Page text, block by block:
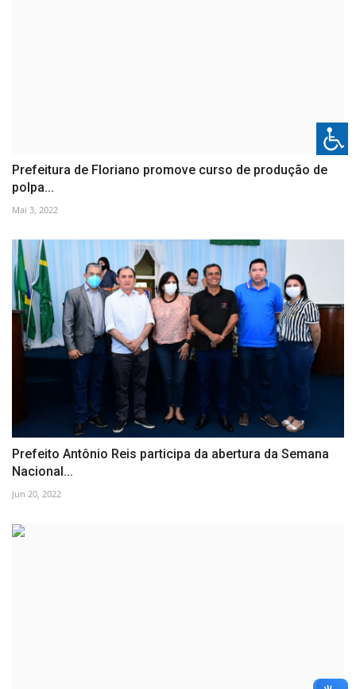
Prefeitura de Floriano promove curso de produção de
polpa...
Mai 3, 2022
Prefeito Antônio Reis participa da abertura da Semana
Nacional...
Jun 20, 2022